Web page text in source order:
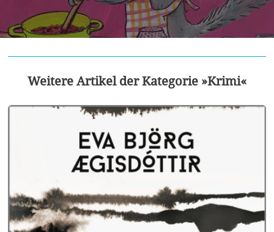
Weitere Artikel der Kategorie »Krimi«